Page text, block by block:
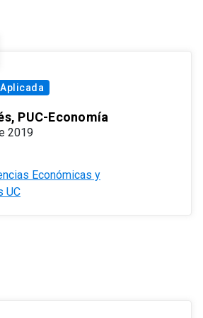
PUC-Economía
2019
Económicas y
UC